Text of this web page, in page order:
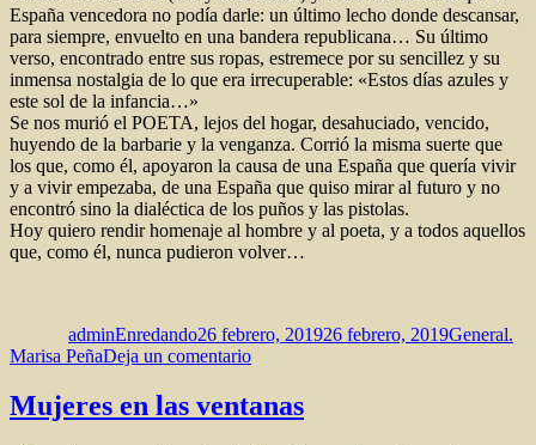
España vencedora no podía darle: un último lecho donde descansar,
para siempre, envuelto en una bandera republicana… Su último
verso, encontrado entre sus ropas, estremece por su sencillez y su
inmensa nostalgia de lo que era irrecuperable: «Estos días azules y
este sol de la infancia…»
Se nos murió el POETA, lejos del hogar, desahuciado, vencido,
huyendo de la barbarie y la venganza. Corrió la misma suerte que
los que, como él, apoyaron la causa de una España que quería vivir
y a vivir empezaba, de una España que quiso mirar al futuro y no
encontró sino la dialéctica de los puños y las pistolas.
Hoy quiero rendir homenaje al hombre y al poeta, y a todos aquellos
que, como él, nunca pudieron volver…
adminEnredando26 febrero, 201926 febrero, 2019General.
Marisa PeñaDeja un comentarioen
el
poeta
Mujeres en las ventanas